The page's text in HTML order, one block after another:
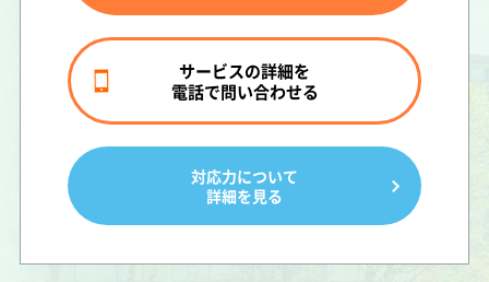
サービスの詳細を
電話で問い合わせる
対応力について
詳細を見る